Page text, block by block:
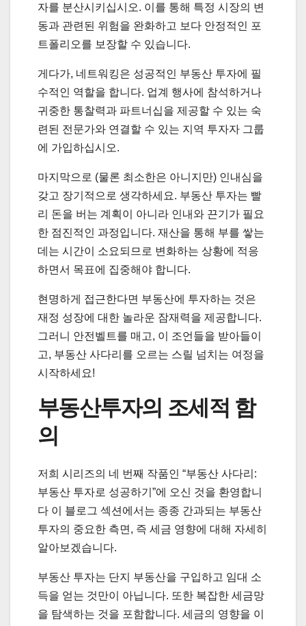
자를 분산시키십시오. 이를 통해 특정 시장의 변
동과 관련된 위험을 완화하고 보다 안정적인 포
트폴리오를 보장할 수 있습니다.
게다가, 네트워킹은 성공적인 부동산 투자에 필
수적인 역할을 합니다. 업계 행사에 참석하거나
귀중한 통찰력과 파트너십을 제공할 수 있는 숙
련된 전문가와 연결할 수 있는 지역 투자자 그룹
에 가입하십시오.
마지막으로 (물론 최소한은 아니지만) 인내심을
갖고 장기적으로 생각하세요. 부동산 투자는 빨
리 돈을 버는 계획이 아니라 인내와 끈기가 필요
한 점진적인 과정입니다. 재산을 통해 부를 쌓는
데는 시간이 소요되므로 변화하는 상황에 적응
하면서 목표에 집중해야 합니다.
현명하게 접근한다면 부동산에 투자하는 것은
재정 성장에 대한 놀라운 잠재력을 제공합니다.
그러니 안전벨트를 매고, 이 조언들을 받아들이
고, 부동산 사다리를 오르는 스릴 넘치는 여정을
시작하세요!
부동산투자의 조세적 함
의
저희 시리즈의 네 번째 작품인 “부동산 사다리:
부동산 투자로 성공하기”에 오신 것을 환영합니
다 이 블로그 섹션에서는 종종 간과되는 부동산
투자의 중요한 측면, 즉 세금 영향에 대해 자세히
알아보겠습니다.
부동산 투자는 단지 부동산을 구입하고 임대 소
득을 얻는 것만이 아닙니다. 또한 복잡한 세금망
을 탐색하는 것을 포함합니다. 세금의 영향을 이